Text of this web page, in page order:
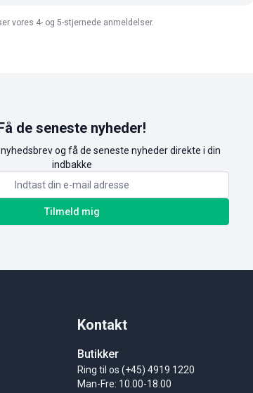
vores 4- og 5-stjernede anmeldelser.
de seneste nyheder!
og få de seneste nyheder direkte i din
indbakke
Tilmeld mig
Kontakt
Butikker
Ring til os (+45) 4919 1220
Man-Fre: 10.00-18.00